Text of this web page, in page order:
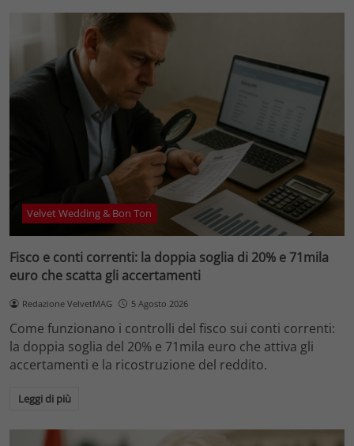
Velvet Wedding & Bon Ton
Fisco e conti correnti: la doppia soglia di 20% e 71mila
euro che scatta gli accertamenti
Redazione VelvetMAG 5 Agosto 2026
Come funzionano i controlli del fisco sui conti correnti:
la doppia soglia del 20% e 71mila euro che attiva gli
accertamenti e la ricostruzione del reddito.
Leggi di più